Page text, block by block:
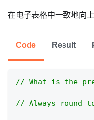
在电子表格中一致地向
Code Result
// What is the
// Always round